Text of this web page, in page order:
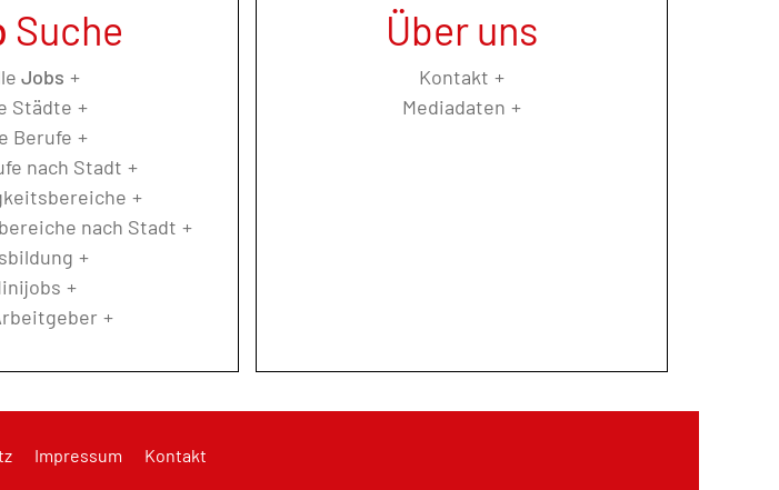
Suche
Jobs
Städte
Berufe
nach Stadt
nach Stadt
Über uns
Kontakt
Mediadaten
Impressum Kontakt